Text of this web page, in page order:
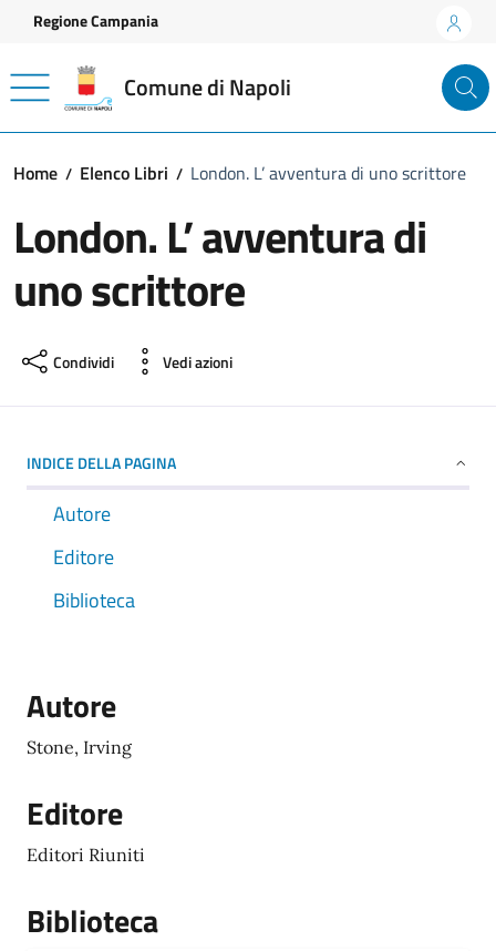
Vai ai contenuti
Vai al footer
Regione Campania
Comune di Napoli
Home Elenco Libri London. L’ avventura di uno scrittore
London. L’ avventura di
uno scrittore
Condividi Vedi azioni
INDICE DELLA PAGINA
Autore
Editore
Biblioteca
Autore
Stone, Irving
Editore
Editori Riuniti
Biblioteca